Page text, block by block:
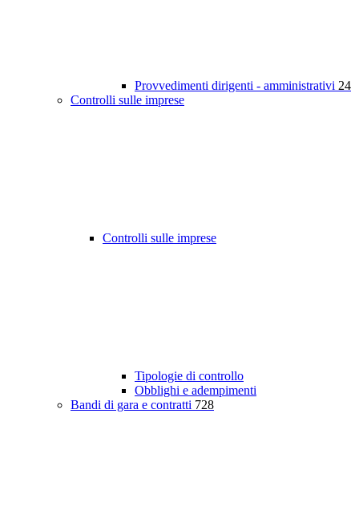
Provvedimenti dirigenti - amministrativi 24
Controlli sulle imprese
Controlli sulle imprese
Tipologie di controllo
Obblighi e adempimenti
Bandi di gara e contratti 728